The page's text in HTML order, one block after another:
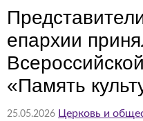
епархии
«Память
25.05.2026 Церковь и